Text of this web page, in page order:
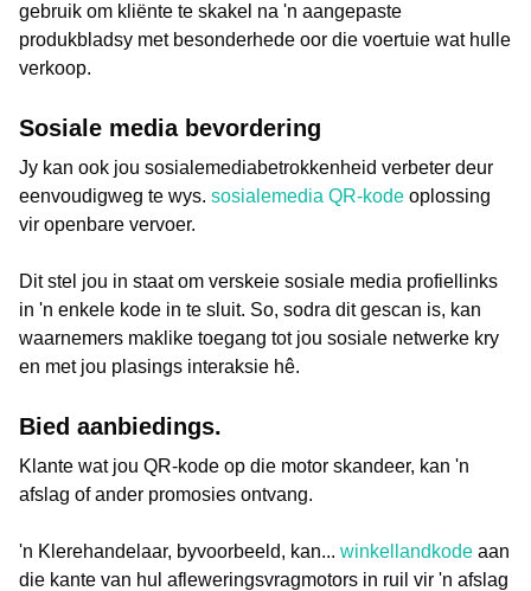
gebruik om kliënte te skakel na 'n aangepaste
produkbladsy met besonderhede oor die voertuie wat hulle
verkoop.
Sosiale media bevordering
Jy kan ook jou sosialemediabetrokkenheid verbeter deur
eenvoudigweg te wys. sosialemedia QR-kode oplossing
vir openbare vervoer.
Dit stel jou in staat om verskeie sosiale media profiellinks
in 'n enkele kode in te sluit. So, sodra dit gescan is, kan
waarnemers maklike toegang tot jou sosiale netwerke kry
en met jou plasings interaksie hê.
Bied aanbiedings.
Klante wat jou QR-kode op die motor skandeer, kan 'n
afslag of ander promosies ontvang.
'n Klerehandelaar, byvoorbeeld, kan... winkellandkode aan
die kante van hul afleweringsvragmotors in ruil vir 'n afslag